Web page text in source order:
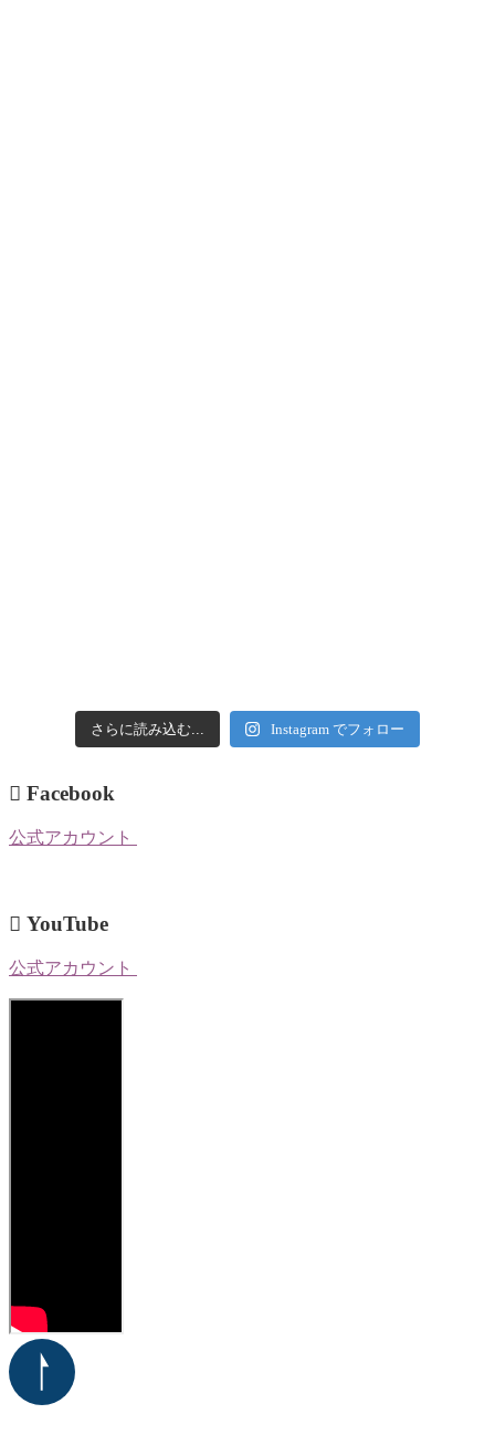
さらに読み込む... Instagram でフォロー
Facebook
公式アカウント
YouTube
公式アカウント